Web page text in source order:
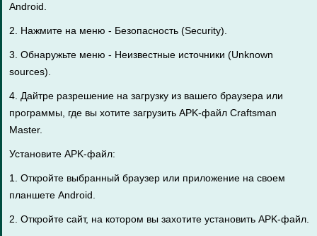
Android.
2. Нажмите на меню - Безопасность (Security).
3. Обнаружьте меню - Неизвестные источники (Unknown
sources).
4. Дайтре разрешение на загрузку из вашего браузера или
программы, где вы хотите загрузить APK-файл Craftsman
Master.
Установите APK-файл:
1. Откройте выбранный браузер или приложение на своем
планшете Android.
2. Откройте сайт, на котором вы захотите установить APK-файл.